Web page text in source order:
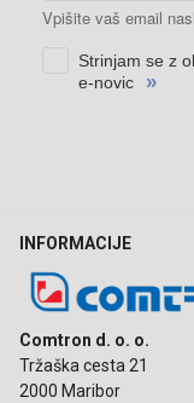
INFORMACIJE
Comtron d. o. o.
Tržaška cesta 21
2000 Maribor